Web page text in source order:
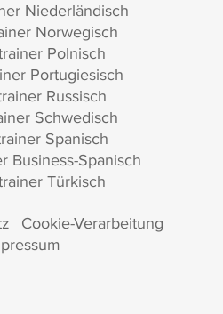
Niederländisch
Norwegisch
Polnisch
Portugiesisch
Russisch
Schwedisch
Spanisch
Business-Spanisch
Türkisch
Cookie-Verarbeitung